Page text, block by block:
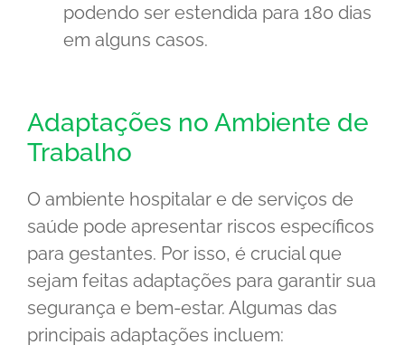
podendo ser estendida para 180 dias
em alguns casos.
Adaptações no Ambiente de
Trabalho
O ambiente hospitalar e de serviços de
saúde pode apresentar riscos específicos
para gestantes. Por isso, é crucial que
sejam feitas adaptações para garantir sua
segurança e bem-estar. Algumas das
principais adaptações incluem: